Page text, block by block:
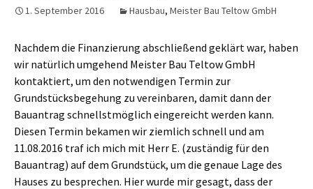
1. September 2016 Hausbau, Meister Bau Teltow GmbH
Nachdem die Finanzierung abschließend geklärt war, haben
wir natürlich umgehend Meister Bau Teltow GmbH
kontaktiert, um den notwendigen Termin zur
Grundstücksbegehung zu vereinbaren, damit dann der
Bauantrag schnellstmöglich eingereicht werden kann.
Diesen Termin bekamen wir ziemlich schnell und am
11.08.2016 traf ich mich mit Herr E. (zuständig für den
Bauantrag) auf dem Grundstück, um die genaue Lage des
Hauses zu besprechen. Hier wurde mir gesagt, dass der